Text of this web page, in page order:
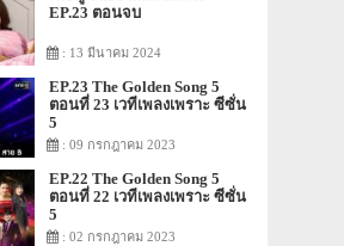
EP.23 ตอนจบ
: 13 มีนาคม 2024
EP.23 The Golden Song 5
ตอนที่ 23 เวทีเพลงเพราะ ซีซั่น
5
: 09 กรกฎาคม 2023
EP.22 The Golden Song 5
ตอนที่ 22 เวทีเพลงเพราะ ซีซั่น
5
: 02 กรกฎาคม 2023